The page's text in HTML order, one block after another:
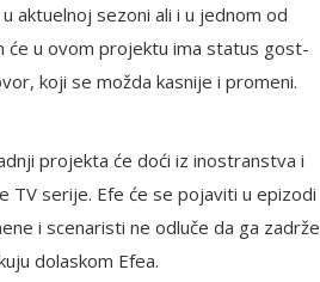
aktuelnoj sezoni ali i u jednom od
će u ovom projektu ima status gost-
koji se možda kasnije i promeni.
projekta će doći iz inostranstva i
TV serije. Efe će se pojaviti u epizodi
i scenaristi ne odluče da ga zadrže
dolaskom Efea.